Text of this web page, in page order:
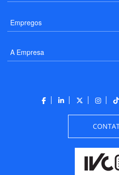
Empregos
A Empresa